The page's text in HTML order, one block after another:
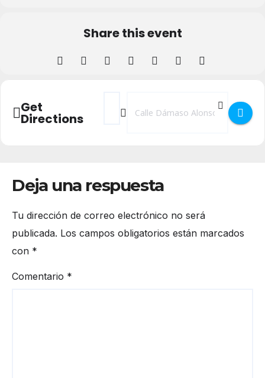
Share this event
Get
Directions
Address - Cartelera Cines Artesiete []
Destination Address - Cartelera
Deja una respuesta
Tu dirección de correo electrónico no será
publicada. Los campos obligatorios están marcados
con *
Comentario *